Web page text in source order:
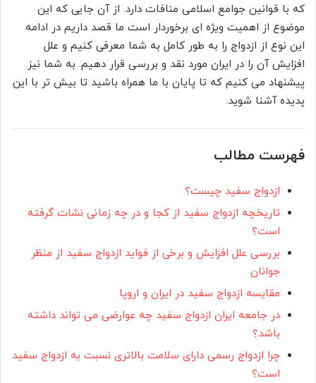
که با قوانین جوامع اسلامی منافات دارد. از آن جایی که این
موضوع از اهمیت ویژه ای برخوردار است ما قصد داریم در ادامه
این نوع از ازدواج را به طور کامل به شما معرفی کنیم و علل
افزایش آن را در ایران مورد نقد و بررسی قرار دهیم. به شما نیز
پیشنهاد می کنیم که تا پایان با ما همراه باشید تا بیش تر با این
پدیده آشنا شوید.
فهرست مطالب
ازدواج سفید چیست؟
تاریخچه ازدواج سفید از کجا و در چه زمانی نشات گرفته
است؟
بررسی علل افزایش و برخی از فواید ازدواج سفید از منظر
جوانان
مقایسه ازدواج سفید در ایران و اروپا
در جامعه ایران ازدواج سفید چه عوارضی می تواند داشته
باشد؟
چرا ازدواج رسمی دارای سلامت بالاتری نسبت به ازدواج سفید
است؟